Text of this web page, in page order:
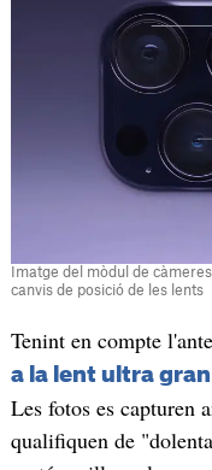
Imatge del mòdul de
canvis de posició de les lents
Tenint en compte
a la lent ultra
Les fotos es capturen
qualifiquen de